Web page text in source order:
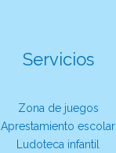
Servicios
Zona de juegos
Aprestamiento escolar
Ludoteca infantil